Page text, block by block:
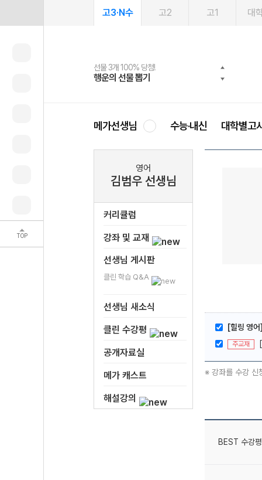
TOP
고3·N수 고2 고1 대
선물 3개 100% 당첨!
행운의 선물 뽑기
선물 100% 증정!
메가스터디 X 올리브
여름방학 스터디 캐시백
메가런 썸머스쿨
2027 러셀 단과
강사 공개선발
스마트러닝앱
설문 EVENT
메가패스
3일 무료 체험권
메가패스 수강생 무료혜택!
메가클럽 멤버십
사회공헌 캠페인
희망이룸 메가나눔
메가선생님 수능·내신 대학별고
영어
김범우 선생님
커리큘럼
강좌 및 교재
선생님 게시판
클린 학습 Q&A
선생님 새소식
클린 수강평
공개자료실
메가 캐스트
해설강의
[힐링 영
주교재
※ 강좌를 수강 신
BEST 수강평